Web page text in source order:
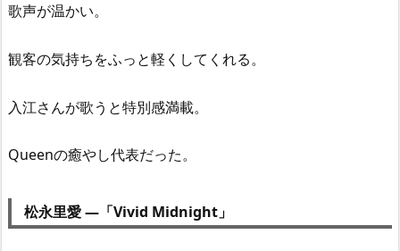
歌声が温かい。
観客の気持ちをふっと軽くしてくれる。
入江さんが歌うと特別感満載。
Queenの癒やし代表だった。
松永里愛 —「Vivid Midnight」